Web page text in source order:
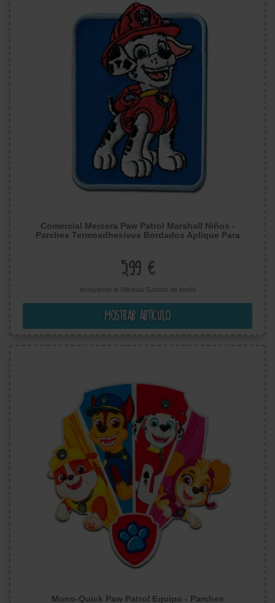
Comercial Mercera Paw Patrol Marshall Niños -
Parches Termoadhesivos Bordados Aplique Para
5,99 €
incluyendo el IVA más Gastos de envío
Mostrar artículo
Mono-Quick Paw Patrol Equipo - Parches